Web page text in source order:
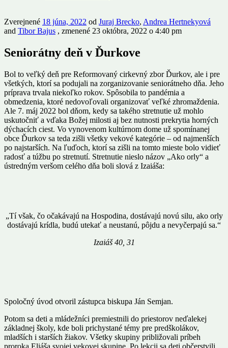
Zverejnené 18 júna, 2022 od Juraj Brecko, Andrea Hertnekyová
and Tibor Bajus , zmenené 23 októbra, 2022 o 4:40 pm
Seniorátny deň v Ďurkove
Bol to veľký deň pre Reformovaný cirkevný zbor Ďurkov, ale i pre
všetkých, ktorí sa podujali na zorganizovanie seniorátneho dňa. Jeho
príprava trvala niekoľko rokov. Spôsobila to pandémia a
obmedzenia, ktoré nedovoľovali organizovať veľké zhromaždenia.
Ale 7. máj 2022 bol dňom, kedy sa takého stretnutie už mohlo
uskutočniť a vďaka Božej milosti aj bez nutnosti prekrytia horných
dýchacích ciest. Vo vynovenom kultúrnom dome už spomínanej
obce Ďurkov sa teda zišli všetky vekové kategórie – od najmenších
po najstarších. Na ľuďoch, ktorí sa zišli na tomto mieste bolo vidieť
radosť a túžbu po stretnutí. Stretnutie nieslo názov „Ako orly“ a
ústredným veršom celého dňa boli slová z Izaiáša:
„Tí však, čo očakávajú na Hospodina, dostávajú novú silu, ako orly
dostávajú krídla, budú utekať a neustanú, pôjdu a nevyčerpajú sa.“
Izaiáš 40, 31
Spoločný úvod otvoril zástupca biskupa Ján Semjan.
Potom sa deti a mládežníci premiestnili do priestorov neďalekej
základnej školy, kde boli prichystané témy pre predškolákov,
mladších i starších žiakov. Všetky skupiny približovali príbeh
proroka Eliáša svojej vekovej skupine. Po lekcii sa deti občerstvili